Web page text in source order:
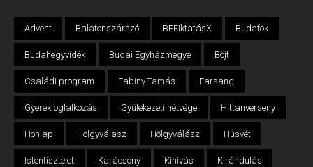
Advent Balatonszárszó BEEIktatásX Budafok
Budahegyvidék Budai Egyházmegye Böjt
Családi program Fabiny Tamás Farsang
Gyerekfoglalkozás Gyülekezeti hétvége Hittanverseny
Honlap Hölgyválasz Hölgyválász Húsvét
Istentisztelet Karácsony Kihívás Kirándulás